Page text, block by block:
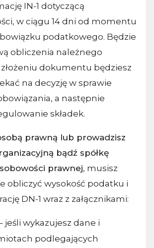
IN-1 dotyczącą
w ciągu 14 dni od momentu
podatkowego. Będzie
obliczenia należnego
dokumentu będziesz
na decyzję w sprawie
a następnie
składek.
prawną lub prowadzisz
bądź spółkę
prawnej, musisz
obliczyć wysokość podatku i
DN-1 wraz z załącznikami:
jeśli wykazujesz dane i
podlegających